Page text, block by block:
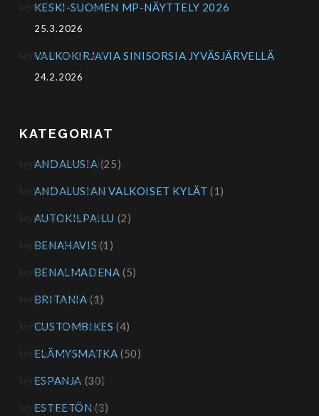
KESKI-SUOMEN MP-NÄYTTELY 2026
25.3.2026
VALKOKIRJAVIA SINISORSIA JYVÄSJÄRVELLÄ
24.2.2026
KATEGORIAT
ANDALUSIA (25)
ANDALUSIAN VALKOISET KYLÄT (1)
AUTOKILPAILU (2)
BENAHAVIS (1)
BENALMADENA (5)
BRITANIA (1)
CUSTOMBIKES (4)
ELÄMYSMATKA (50)
ESPANJA (30)
ESTEETÖN (3)